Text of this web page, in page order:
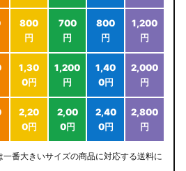
800
円
700
円
800
円
1,200
円
1,30
0円
1,200
円
1,40
0円
2,000
円
2,20
0円
2,00
0円
2,40
0円
2,800
円
番大きいサイズの商品に対応する送料に